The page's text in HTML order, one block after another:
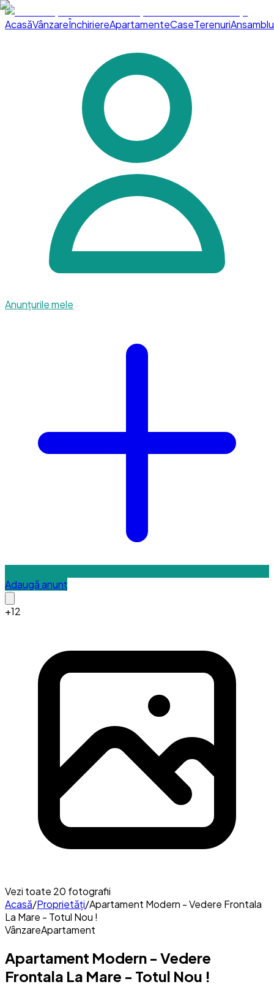
AcasăVânzareÎnchiriereApartamenteCaseTerenuri
Anunțurile mele
Adaugă anunț
+12
Vezi toate 20 fotografii
Acasă/Proprietăți/Apartament Modern - Vedere Frontala
La Mare - Totul Nou !
VânzareApartament
Apartament Modern - Vedere
Frontala La Mare - Totul Nou !